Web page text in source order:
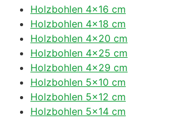
Holzbohlen 4×16 cm
Holzbohlen 4×18 cm
Holzbohlen 4×20 cm
Holzbohlen 4×25 cm
Holzbohlen 4×29 cm
Holzbohlen 5×10 cm
Holzbohlen 5×12 cm
Holzbohlen 5×14 cm